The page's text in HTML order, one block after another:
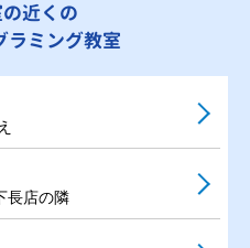
近くの
ラミング教室
長店の隣